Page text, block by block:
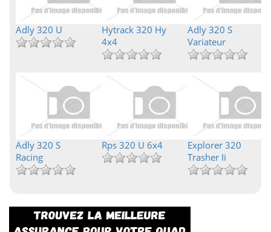
Adly 320 U
Hytrack 320 Hy
4x4
Adly 320 S
Variateur
Adly 320 S
Racing
Rps 320 U 6x4
Explorer 320
Trasher Ii